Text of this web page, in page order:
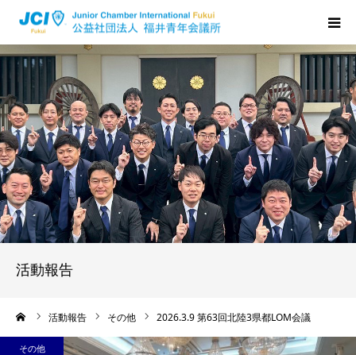
活動報告
活動報告 その他 2026.3.9 第63回北陸3県都LOM会議
その他
福井JCについて
活動について
メンバーの声